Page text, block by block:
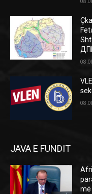
JAVA E FUNDIT
më